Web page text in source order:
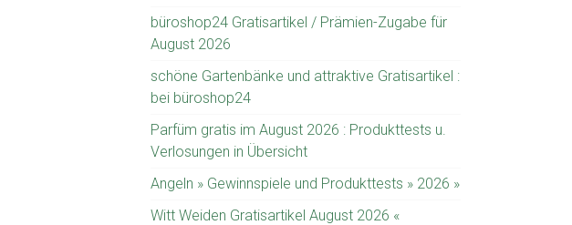
büroshop24 Gratisartikel / Prämien-Zugabe für
August 2026
schöne Gartenbänke und attraktive Gratisartikel :
bei büroshop24
Parfüm gratis im August 2026 : Produkttests u.
Verlosungen in Übersicht
Angeln » Gewinnspiele und Produkttests » 2026 »
Witt Weiden Gratisartikel August 2026 «